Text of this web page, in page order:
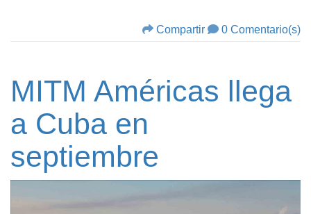
Compartir 0 Comentario(s)
MITM Américas llega
a Cuba en
septiembre